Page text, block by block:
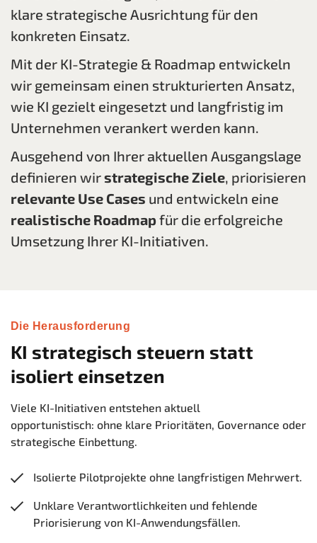
klare strategische Ausrichtung für den
konkreten Einsatz.
Mit der KI-Strategie & Roadmap entwickeln
wir gemeinsam einen strukturierten Ansatz,
wie KI gezielt eingesetzt und langfristig im
Unternehmen verankert werden kann.
Ausgehend von Ihrer aktuellen Ausgangslage
definieren wirstrategische Ziele, priorisieren
relevante Use Cases und entwickeln eine
realistische Roadmapfür die erfolgreiche
Umsetzung Ihrer KI-Initiativen.
Die Herausforderung
KI strategisch steuern statt
isoliert einsetzen
Viele KI-Initiativen entstehen aktuell
opportunistisch: ohne klare Prioritäten, Governance oder
strategische Einbettung.
Isolierte Pilotprojekte ohne langfristigen Mehrwert.
Unklare Verantwortlichkeiten und fehlende
Priorisierung von KI-Anwendungsfällen.